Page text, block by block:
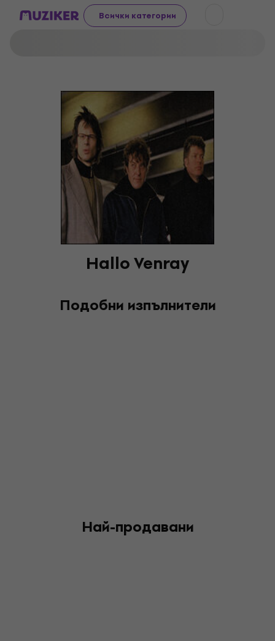
Всички категории
Hallo Venray
Подобни изпълнители
Най-продавани